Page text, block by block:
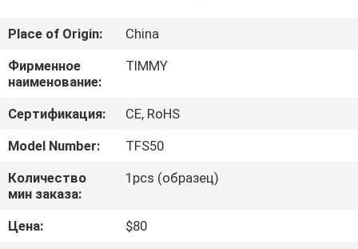
ПУТЕШЕСТВИЕ
ФАБРИКИ
ПРОВЕРКА
КАЧЕСТВА
СВЯЖИТЕСЬ
МЫ
Place of Origin:
China
Фирменное
наименование:
TIMMY
Сертификация:
CE, RoHS
Model Number:
TFS50
Количество
мин заказа:
1pcs (образец)
Цена:
$80